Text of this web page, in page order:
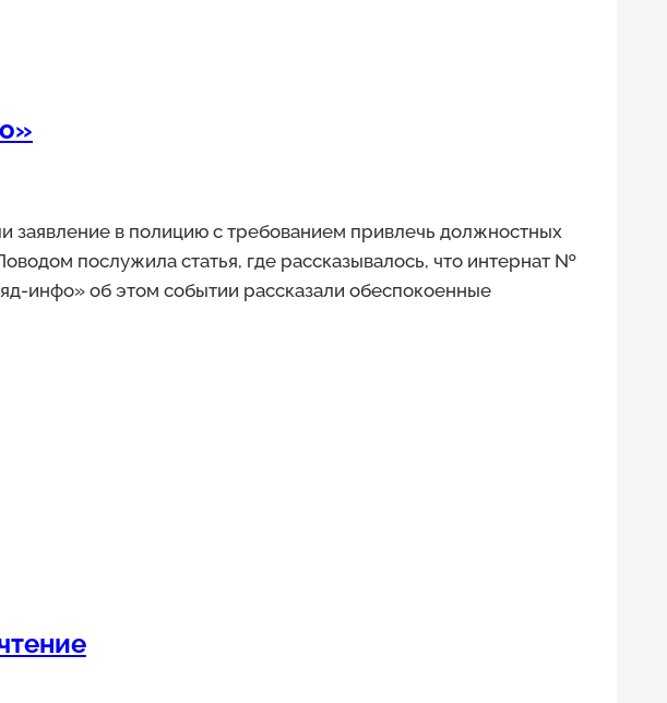
в полицию с требованием привлечь должностных
послужила статья, где рассказывалось, что интернат №
инфо» об этом событии рассказали обеспокоенные